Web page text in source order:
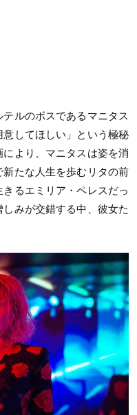
ルのボスであるマニタス
してほしい」という極秘
より、マニタスは姿を消
たな人生を歩むリタの前
るエミリア・ペレスだっ
みが交錯する中、彼女た